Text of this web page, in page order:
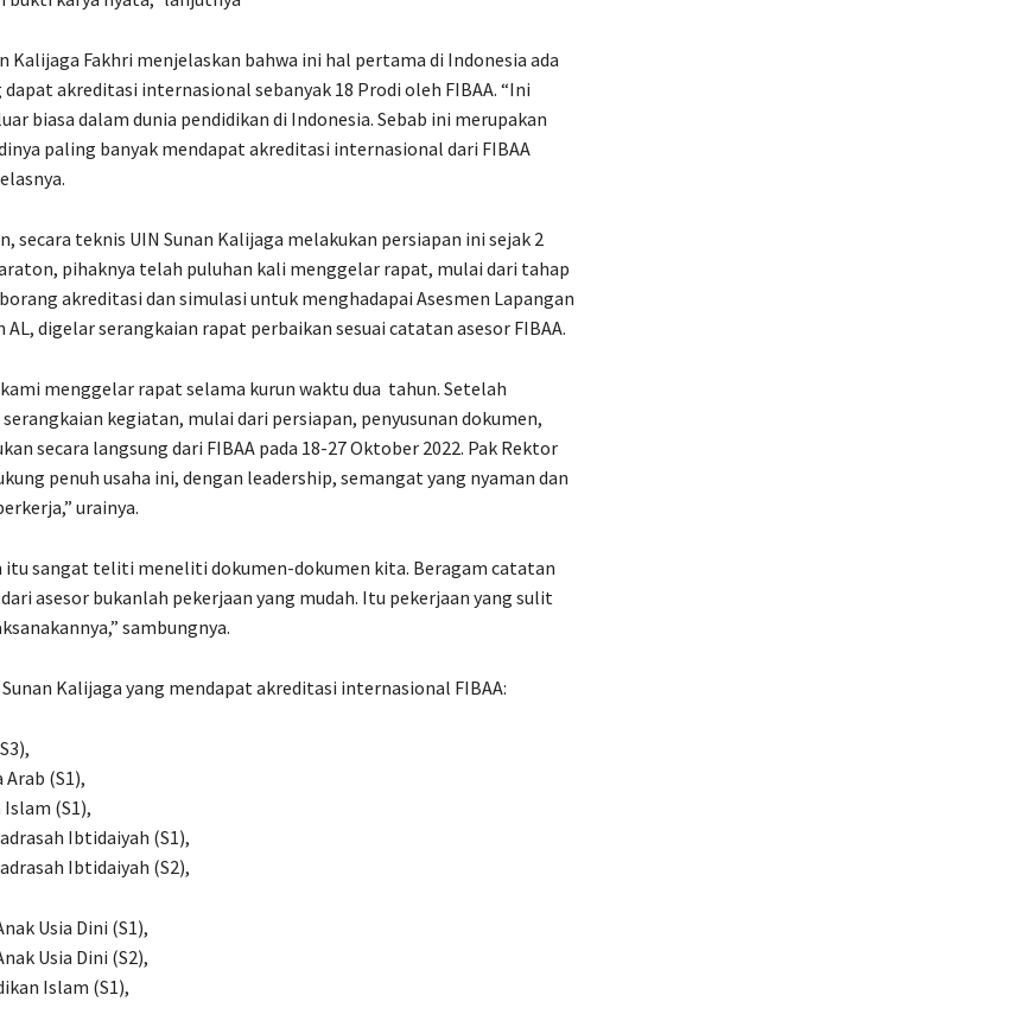
Kalijaga Fakhri menjelaskan bahwa ini hal pertama di Indonesia ada
akreditasi internasional sebanyak 18 Prodi oleh FIBAA. “Ini
biasa dalam dunia pendidikan di Indonesia. Sebab ini merupakan
paling banyak mendapat akreditasi internasional dari FIBAA
secara teknis UIN Sunan Kalijaga melakukan persiapan ini sejak 2
pihaknya telah puluhan kali menggelar rapat, mulai dari tahap
akreditasi dan simulasi untuk menghadapai Asesmen Lapangan
AL, digelar serangkaian rapat perbaikan sesuai catatan asesor FIBAA.
menggelar rapat selama kurun waktu dua tahun. Setelah
kegiatan, mulai dari persiapan, penyusunan dokumen,
secara langsung dari FIBAA pada 18-27 Oktober 2022. Pak Rektor
penuh usaha ini, dengan leadership, semangat yang nyaman dan
urainya.
itu sangat teliti meneliti dokumen-dokumen kita. Beragam catatan
asesor bukanlah pekerjaan yang mudah. Itu pekerjaan yang sulit
sambungnya.
Kalijaga yang mendapat akreditasi internasional FIBAA:
Arab (S1),
(S1),
Ibtidaiyah (S1),
Ibtidaiyah (S2),
Usia Dini (S1),
Usia Dini (S2),
Islam (S1),